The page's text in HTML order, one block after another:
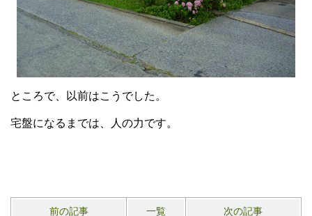
ところで、以前はこうでした。
宅盤になるまでは、人の力です。
前の記事 一覧 次の記事